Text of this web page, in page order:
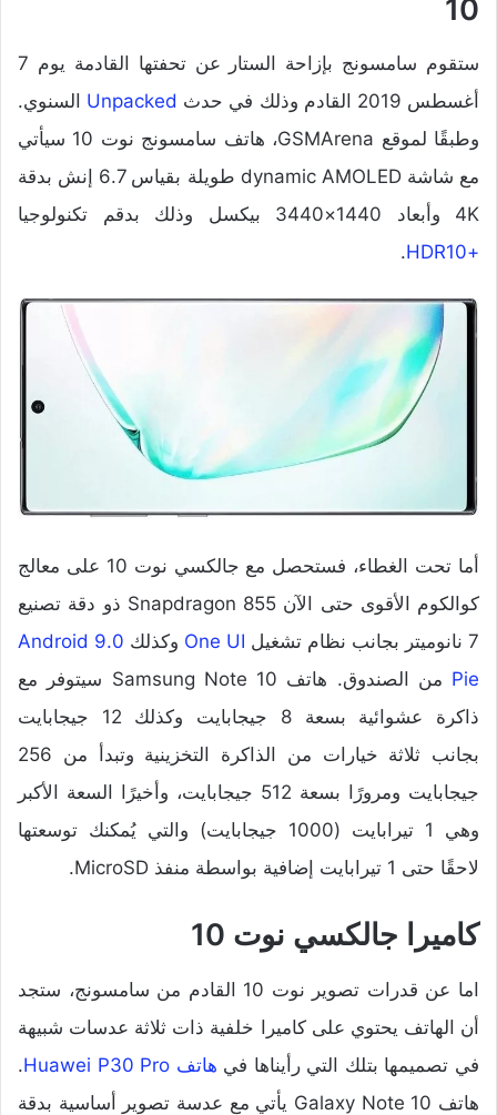
10
ستقوم سامسونج بإزاحة الستار عن تحفتها القادمة يوم 7
أغسطس 2019 القادم وذلك في حدث
Unpacked السنوي.
وطبقًا لموقع GSMArena، هاتف سامسونج نوت 10 سيأتي
مع شاشة dynamic AMOLED طويلة بقياس 6.7 إنش بدقة
4K وأبعاد 1440×3440 بيكسل وذلك بدقم تكنولوجيا
+HDR10
.
أما تحت الغطاء، فستحصل مع جالكسي نوت 10 على معالج
كوالكوم الأقوى حتى الآن Snapdragon 855 ذو دقة تصنيع
7 نانوميتر بجانب نظام تشغيل
وكذلك Android 9.0
Pie
من الصندوق. هاتف Samsung Note 10 سيتوفر مع
ذاكرة عشوائية بسعة 8 جيجابايت وكذلك 12 جيجابايت
بجانب ثلاثة خيارات من الذاكرة التخزينية وتبدأ من 256
جيجابايت ومرورًا بسعة 512 جيجابايت، وأخيرًا السعة الأكبر
وهي 1 تيرابايت (1000 جيجابايت) والتي يُمكنك توسعتها
لاحقًا حتى 1 تيرابايت إضافية بواسطة منفذ MicroSD.
كاميرا جالكسي نوت 10
اما عن قدرات تصوير نوت 10 القادم من سامسونج، ستجد
أن الهاتف يحتوي على كاميرا خلفية ذات ثلاثة عدسات شبيهة
في تصميمها بتلك التي رأيناها في هاتف Huawei P30 Pro
.
هاتف Galaxy Note 10 يأتي مع عدسة تصوير أساسية بدقة